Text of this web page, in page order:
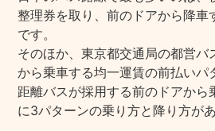
整理券を取り、前のドアから降車
です。
そのほか、東京都交通局の都営バ
から乗車する均一運賃の前払いパ
距離バスが採用する前のドアから
に3パターンの乗り方と降り方があ